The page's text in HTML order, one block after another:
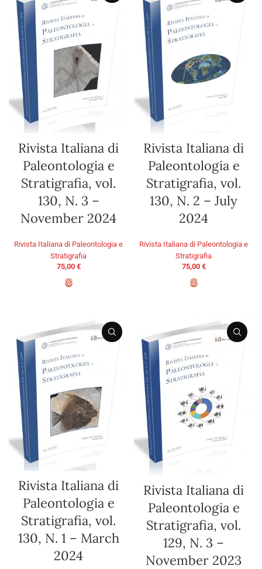
Rivista Italiana di
Paleontologia e
Stratigrafia, vol.
130, N. 3 –
November 2024
Rivista Italiana di Paleontologia e
Stratigrafia
75,00 €
Rivista Italiana di
Paleontologia e
Stratigrafia, vol.
130, N. 2 – July
2024
Rivista Italiana di Paleontologia e
Stratigrafia
75,00 €
Rivista Italiana di
Paleontologia e
Stratigrafia, vol.
130, N. 1 – March
2024
Rivista Italiana di
Paleontologia e
Stratigrafia, vol.
129, N. 3 –
November 2023